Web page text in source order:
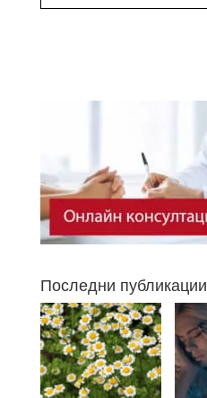
Последни публикации